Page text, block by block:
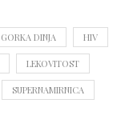
GORKA DINJA HIV
LEKOVITOST
SUPERNAMIRNICA